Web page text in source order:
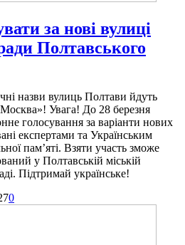
за нові вулиці
Полтавського
назви вулиць Полтави йдуть
Увага! До 28 березня
голосування за варіанти нових
експертами та Українським
пам’яті. Взяти участь зможе
у Полтавській міській
Підтримай українське!
0